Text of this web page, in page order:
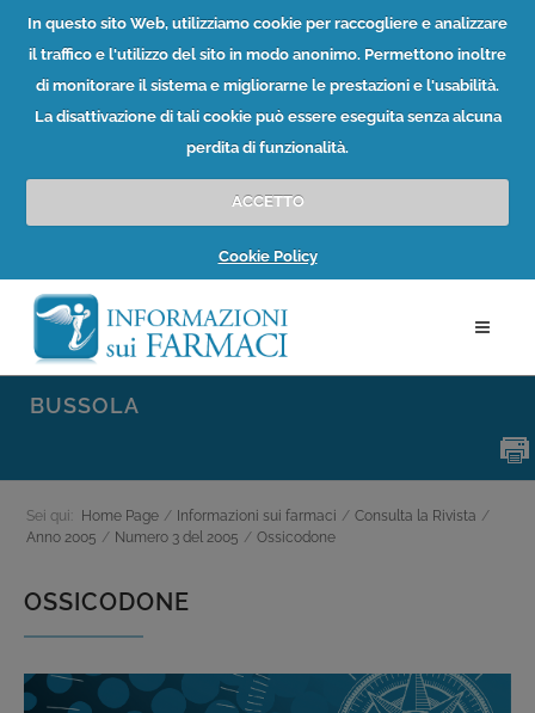
In questo sito Web, utilizziamo cookie per raccogliere e analizzare
il traffico e l'utilizzo del sito in modo anonimo. Permettono inoltre
di monitorare il sistema e migliorarne le prestazioni e l'usabilità.
La disattivazione di tali cookie può essere eseguita senza alcuna
perdita di funzionalità.
ACCETTO
Cookie Policy
BUSSOLA
Sei qui: Home Page / Informazioni sui farmaci / Consulta la Rivista /
Anno 2005 / Numero 3 del 2005 / Ossicodone
OSSICODONE